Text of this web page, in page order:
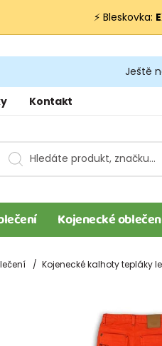
⚡ Bleskovka:
Ještě
Kontakt
Kojenecké
Kojenecké kalhoty tepláky